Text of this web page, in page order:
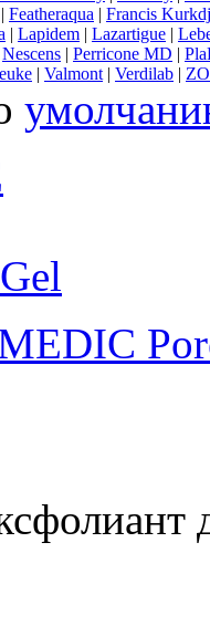
| Featheraqua | Francis
| Lapidem | Lazartigue |
Nescens | Perricone MD |
| Valmont | Verdilab |